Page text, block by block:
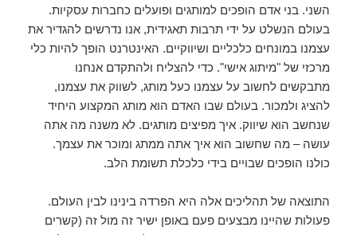
השני. בני אדם הופכים למותגים ופועלים כחברות עסקיות.
בעולם הנשלט על ידי תרבות תאגידית, אנו נדרשים להגדיר את
עצמנו במונחים כלכליים ושיווקיים. האינטרנט הופך להיות כלי
מרכזי של "מיתוג אישי". כדי להצליח ולהתקדם אנחנו
מתבקשים לחשוב על עצמנו כעל מותג, לשווק את עצמנו,
להציג ולמכור. בעולם שבו האדם הוא מותג המקצוע היחיד
שנחשב הוא שיווק. איך מפיצים מותגים. לא משנה מה אתה
עושה – מה שחשוב הוא איך אתה ממתג ומוכר את עצמך.
כולנו הופכים שבויים בידי כלכלת תשומת הלב.
התוצאה של תהליכים אלה היא הפרדה בינינו לבין העולם.
פעולות שהיינו מבצעים פעם באופן ישיר זה מול זה (קשרים